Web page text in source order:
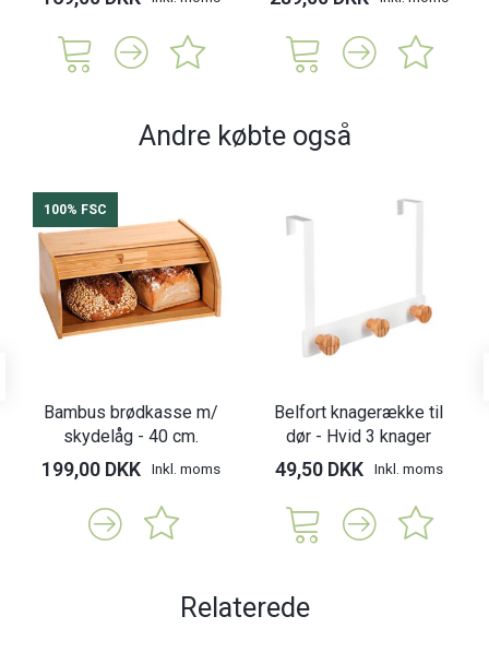
Andre købte også
100% FSC
Bambus brødkasse m/
skydelåg - 40 cm.
199,00 DKK Inkl. moms
Belfort knagerække til
dør - Hvid 3 knager
49,50 DKK Inkl. moms
Relaterede